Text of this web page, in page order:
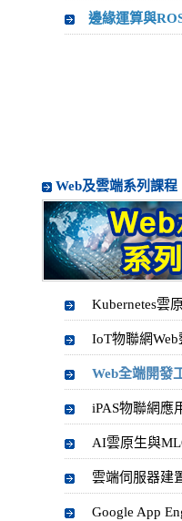
邊緣運算與
Web及雲端系列課程
Kubernetes雲
IoT物聯網
Web全端開發
iPAS物聯網應
AI雲原生與
雲端伺服器建
Google App